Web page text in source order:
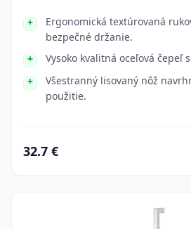
Ergonomická textúrovaná
bezpečné držanie.
Vysoko kvalitná oceľová čepeľ
Všestranný lisovaný nôž
použitie.
32.7 €